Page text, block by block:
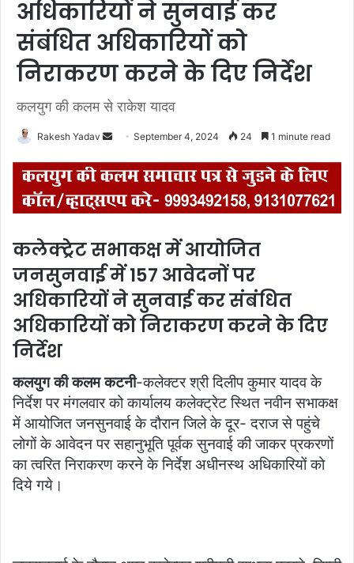
अधिकारियों ने सुनवाई कर
संबंधित अधिकारियों को
निराकरण करने के दिए निर्देश
कलयुग की कलम से राकेश यादव
Rakesh Yadav
n
d
a
e
m
i
l
September 4, 2024 24 1 minute read
कलेक्ट्रेट सभाकक्ष में आयोजित
जनसुनवाई में 157 आवेदनों पर
अधिकारियों ने सुनवाई कर संबंधित
अधिकारियों को निराकरण करने के दिए
निर्देश
कलयुग की कलम कटनी-कलेक्टर श्री दिलीप कुमार यादव के
निर्देश पर मंगलवार को कार्यालय कलेक्ट्रेट स्थित नवीन सभाकक्ष
में आयोजित जनसुनवाई के दौरान जिले के दूर- दराज से पहुंचे
लोगों के आवेदन पर सहानुभूति पूर्वक सुनवाई की जाकर प्रकरणों
का त्वरित निराकरण करने के निर्देश अधीनस्थ अधिकारियों को
दिये गये।